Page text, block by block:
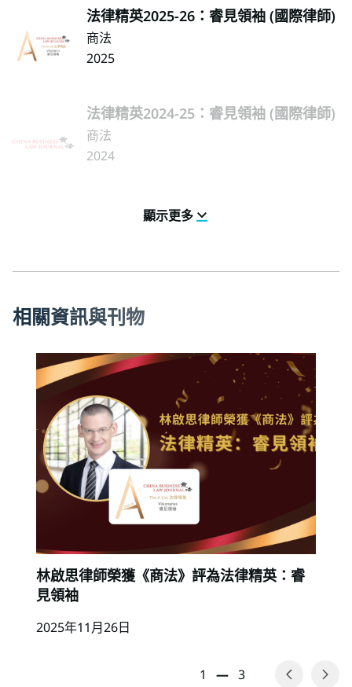
法律精英2025-26：睿見領袖 (國際律師)
商法
2025
法律精英2024-25：睿見領袖 (國際律師)
商法
2024
顯示更多
相關資訊與刊物
林啟思律師榮獲《商法》評為法律精英：睿
見領袖
2025年11月26日
1 — 3